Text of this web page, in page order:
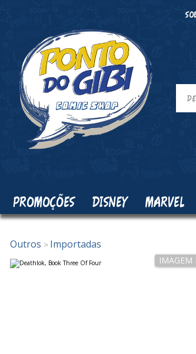
PROMOÇÕES DISNEY MARVEL
Outros > Importadas